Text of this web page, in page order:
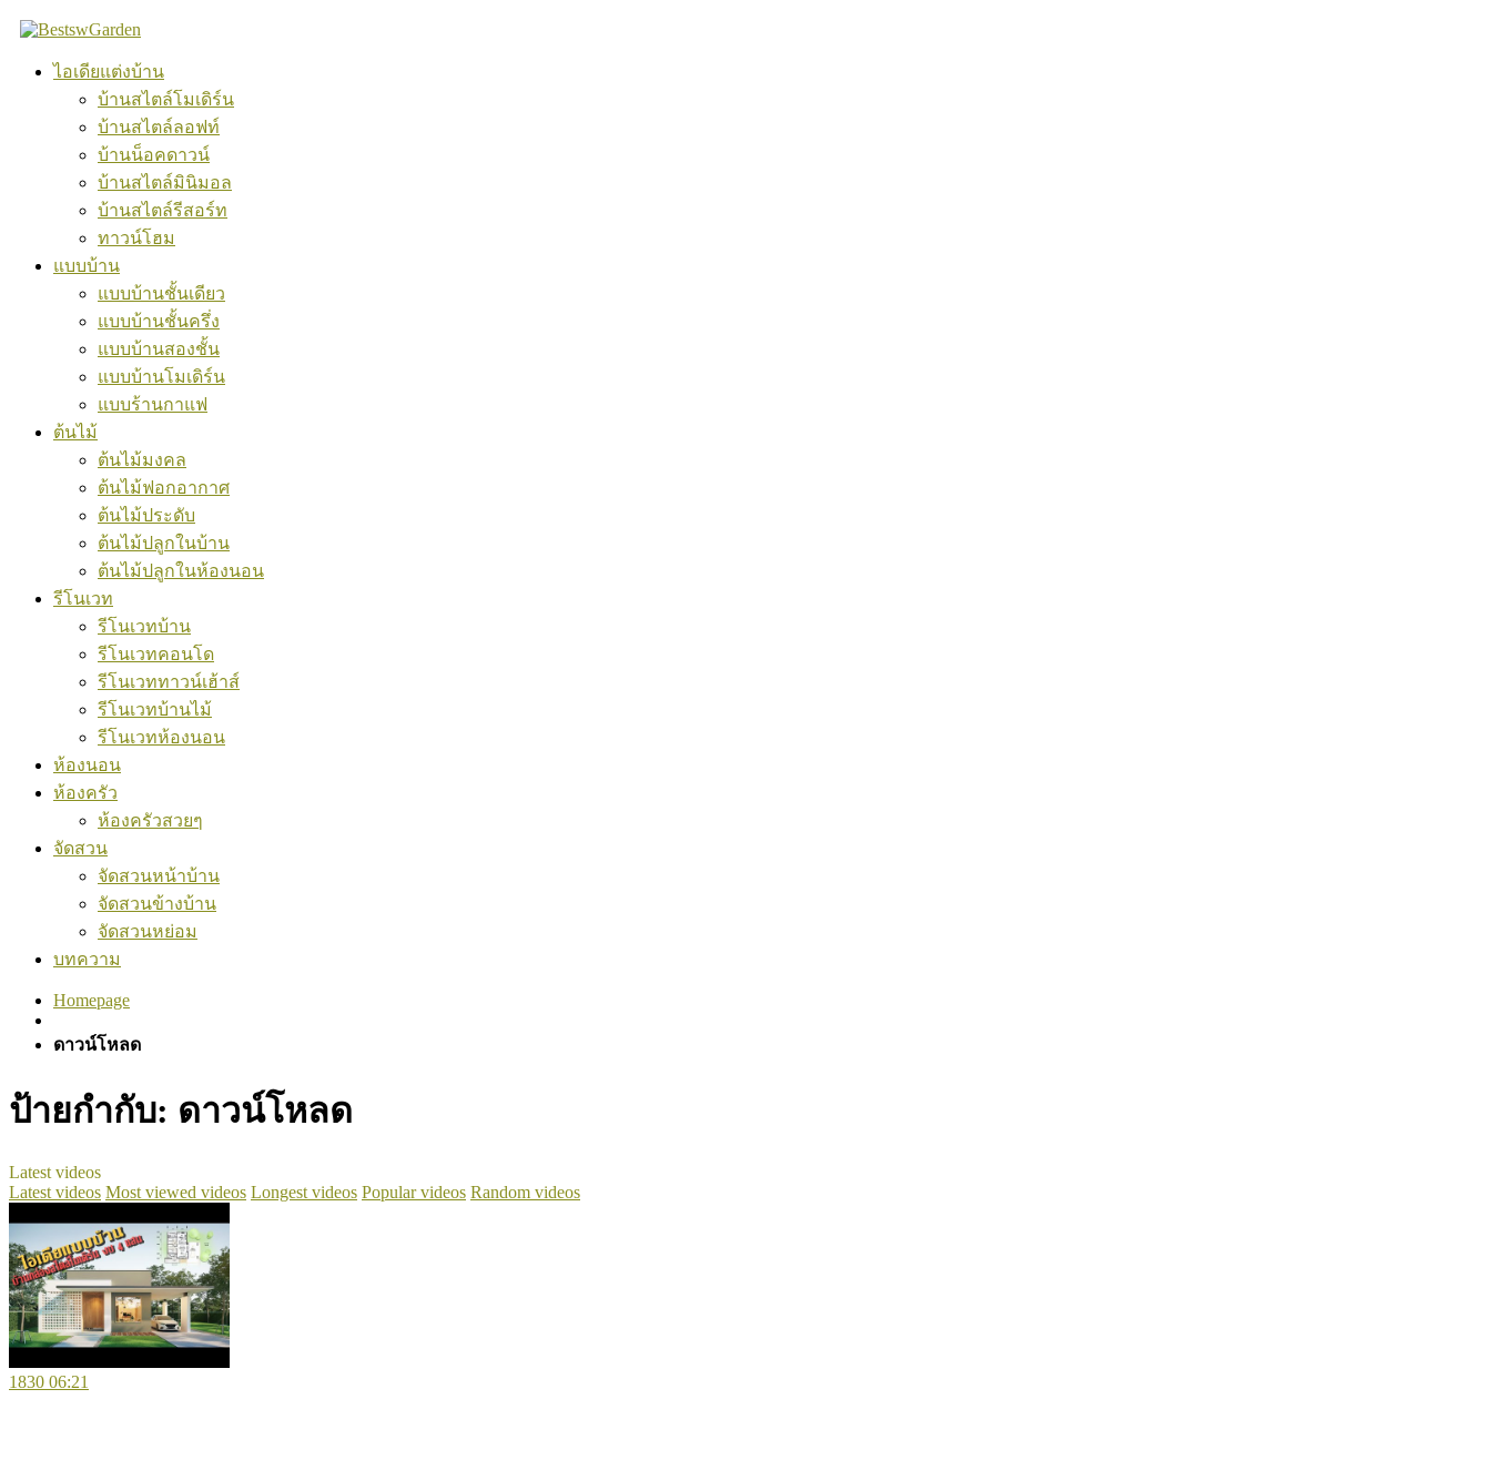
Skip
to
ไอเดียแต่งบ้าน
บ้านสไตล์โมเดิร์น
บ้านสไตล์ลอฟท์
บ้านน็อคดาวน์
บ้านสไตล์มินิมอล
บ้านสไตล์รีสอร์ท
ทาวน์โฮม
แบบบ้าน
แบบบ้านชั้นเดียว
แบบบ้านชั้นครึ่ง
แบบบ้านสองชั้น
แบบบ้านโมเดิร์น
แบบร้านกาแฟ
ต้นไม้
ต้นไม้มงคล
ต้นไม้ฟอกอากาศ
ต้นไม้ประดับ
ต้นไม้ปลูกในบ้าน
ต้นไม้ปลูกในห้องนอน
รีโนเวท
รีโนเวทบ้าน
รีโนเวทคอนโด
รีโนเวททาวน์เฮ้าส์
รีโนเวทบ้านไม้
รีโนเวทห้องนอน
ห้องนอน
ห้องครัว
ห้องครัวสวยๆ
จัดสวน
จัดสวนหน้าบ้าน
จัดสวนข้างบ้าน
จัดสวนหย่อม
บทความ
Homepage
ดาวน์โหลด
ป้ายกำกับ: ดาวน์โหลด
Latest videos
Latest videos Most viewed videos Longest videos Popular videos Random videos
1830 06:21